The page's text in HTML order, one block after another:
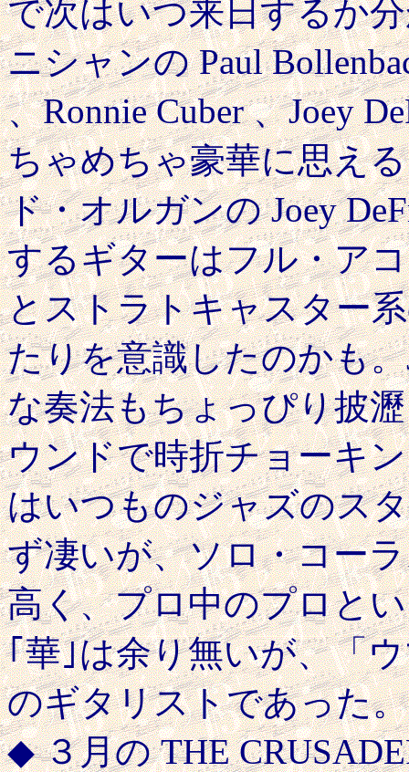
で次はいつ来日するか
ニシャンの Paul
、Ronnie Cuber 、Joey
ちゃめちゃ豪華に思え
ド・オルガンの Joey
するギターはフル・ア
とストラトキャスター
たりを意識したのかも
な奏法もちょっぴり披
ウンドで時折チョーキ
はいつものジャズのス
ず凄いが、ソロ・コー
高く、プロ中のプロと
｢華｣は余り無いが、「
のギタリストであった。
◆ ３月の THE